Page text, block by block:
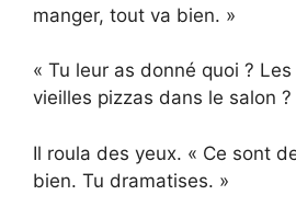
manger, tout va bien. »
« Tu leur as donné quoi ?
vieilles pizzas dans le salon ?
Il roula des yeux. « Ce sont
bien. Tu dramatises. »